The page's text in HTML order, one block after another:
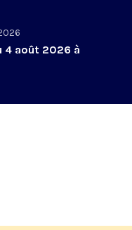
4 août 2026 à